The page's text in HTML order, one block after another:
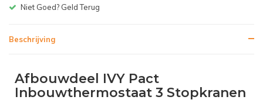
Gratis bezorgen v.a. € 150,-(NL)
Beschrijving
Afbouwdeel IVY Pact
Inbouwthermostaat 3 Stopkranen